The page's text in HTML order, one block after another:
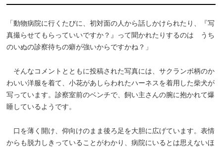
「動物病院に行くたびに、初対面の人から話しかけられたり、『写
真撮らせてもらっていいですか？』って聞かれたりするのは うち
のいぬの診察待ちの癖が強いからですかね？」
そんなコメントとともに投稿された写真には、サクランボ柄のか
わいい洋服を着て、小花があしらわれたハーネスを着用した柴犬が
写っています。診察室前のベンチで、飼い主さんの腕に抱かれて爆
睡しているようです。
口を薄く開け、仰向けのまま後ろ足を大胆に広げています。表情
からも脱力しきっていることがわかり、病院にいるとは思えないほ